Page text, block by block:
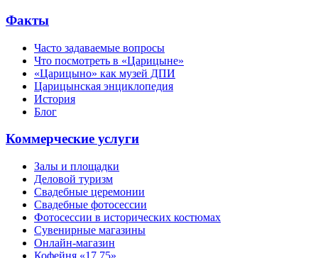
Факты
Часто задаваемые вопросы
Что посмотреть в «Царицыне»
«Царицыно» как музей ДПИ
Царицынская энциклопедия
История
Блог
Коммерческие услуги
Залы и площадки
Деловой туризм
Свадебные церемонии
Свадебные фотосессии
Фотосессии в исторических костюмах
Сувенирные магазины
Онлайн-магазин